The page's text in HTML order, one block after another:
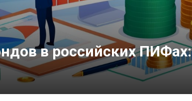
в российских ПИФах: